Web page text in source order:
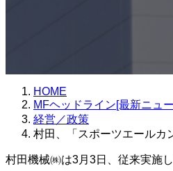
HOME
MFヘッドライン[最新ニュ
経営／政策
村田、「スポーツエールカ
村田機械㈱は3月3日、従来実施